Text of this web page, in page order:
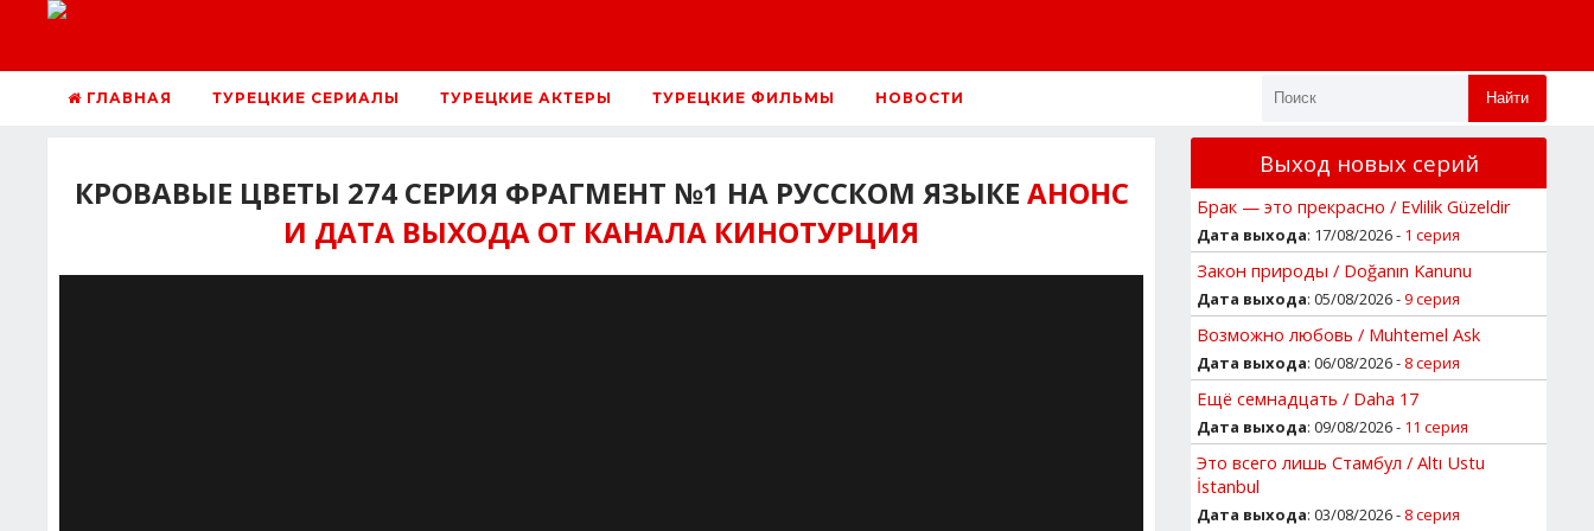
ГЛАВНАЯ ТУРЕЦКИЕ СЕРИАЛЫ ТУРЕЦКИЕ АКТЕРЫ ТУРЕЦКИЕ ФИЛЬМЫ НОВОСТИ Найти
КРОВАВЫЕ ЦВЕТЫ 274 СЕРИЯ ФРАГМЕНТ №1 НА РУССКОМ ЯЗЫКЕ АНОНС
И ДАТА ВЫХОДА ОТ КАНАЛА КИНОТУРЦИЯ
Выход новых серий
Брак — это прекрасно / Evlilik Güzeldir
Дата выхода: 17/08/2026 - 1 серия
Закон природы / Doğanın Kanunu
Дата выхода: 05/08/2026 -9 серия
Возможно любовь / Muhtemel Ask
Дата выхода: 06/08/2026 - 8 серия
Ещё семнадцать / Daha 17
Дата выхода: 09/08/2026 - 11 серия
Это всего лишь Стамбул / Altı Ustu
İstanbul
Дата выхода: 03/08/2026 - 8 серия